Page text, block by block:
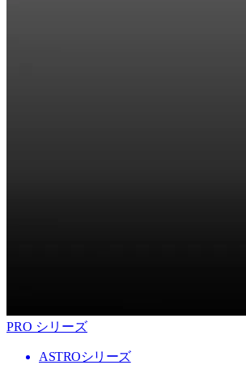
PRO シリーズ
ASTROシリーズ